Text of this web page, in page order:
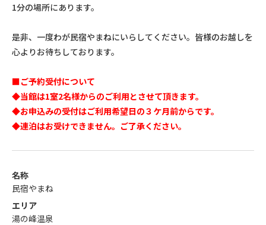
1分の場所にあります。
是非、一度わが民宿やまねにいらしてください。皆様のお越しを
心よりお待ちしております。
■ご予約受付について
◆当館は1室2名様からのご利用とさせて頂きます。
◆お申込みの受付はご利用希望日の３ケ月前からです。
◆連泊はお受けできません。ご了承ください。
名称
民宿やまね
エリア
湯の峰温泉